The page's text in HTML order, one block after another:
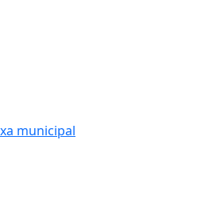
municipal